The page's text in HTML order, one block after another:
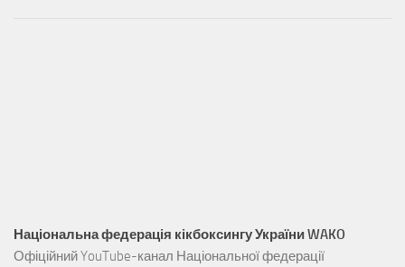
Національна федерація кікбоксингу України WAKO
Офіційний YouTube-канал Національної федерації